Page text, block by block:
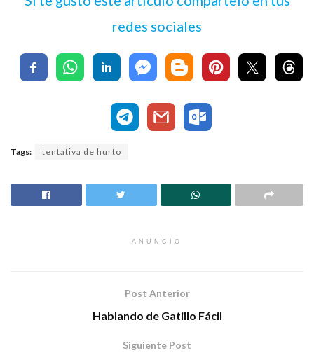
redes sociales
Tags: tentativa de hurto
ANUNCIO
Post Anterior
Hablando de Gatillo Fácil
Siguiente Post